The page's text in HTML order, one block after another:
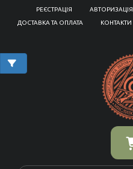
РЕЄСТРАЦІЯ АВТОРИЗАЦІЯ
ДОСТАВКА ТА ОПЛАТА
КОНТАКТИ